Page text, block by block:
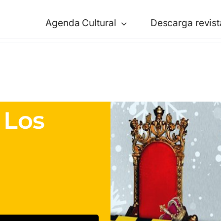
Agenda Cultural Descarga